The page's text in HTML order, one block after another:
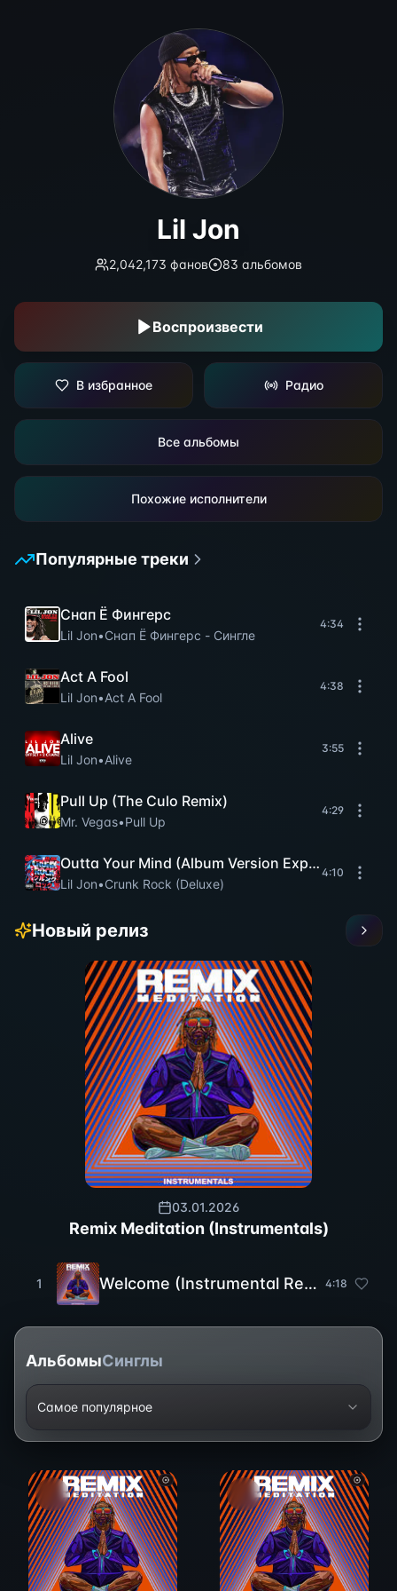
Lil Jon
2,042,173 фанов 83 альбомов
Воспроизвести
В избранное Радио
Все альбомы
Похожие исполнители
Популярные треки
Снап Ё Фингерс
Lil Jon•Снап Ё Фингерс - Сингле
4:34
Act A Fool
Lil Jon•Act A Fool
4:38
Alive
Lil Jon•Alive
3:55
Pull Up (The Culo Remix)
Mr. Vegas•Pull Up
4:29
Outta Your Mind (Album Version Explicit)
Lil Jon•Crunk Rock (Deluxe)
4:10
Новый релиз
03.01.2026
Remix Meditation (Instrumentals)
1 Welcome (Instrumental Remix) 4:18
АльбомыСинглы
Самое популярное